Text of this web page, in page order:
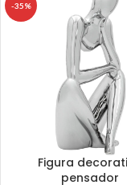
-35%
Figura
pensador